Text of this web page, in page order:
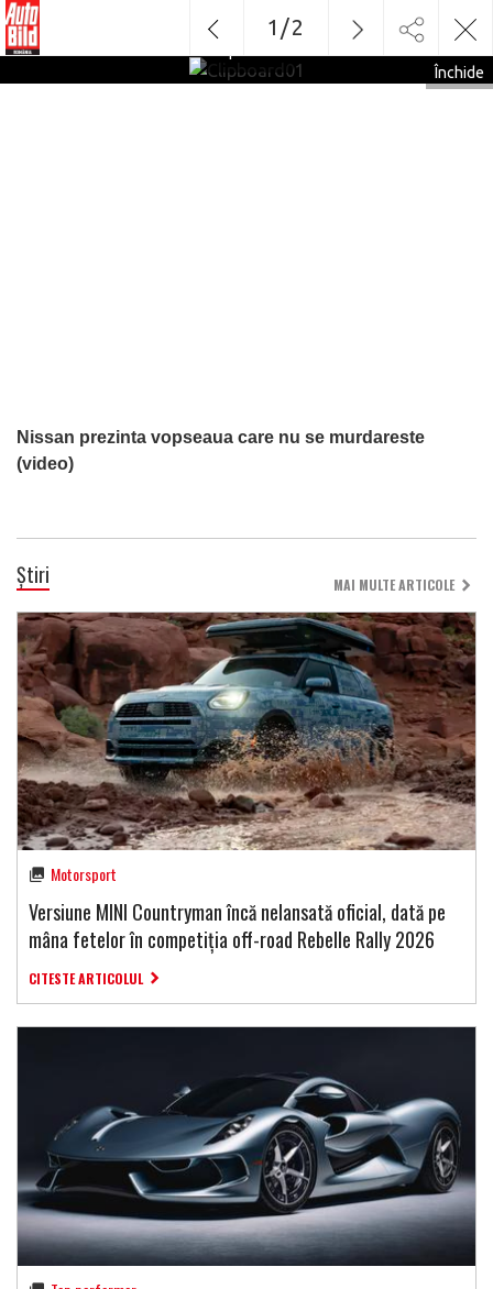
Nissan prezinta vopseaua care nu se murdareste
(video)
Închide
1 /2
Știri MAI MULTE ARTICOLE
Motorsport
Versiune MINI Countryman încă nelansată oficial, dată pe
mâna fetelor în competiția off-road Rebelle Rally 2026
CITESTE ARTICOLUL